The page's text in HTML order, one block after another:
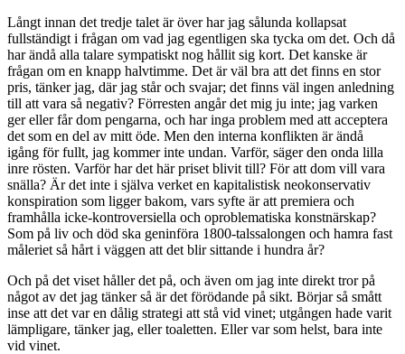
Långt innan det tredje talet är över har jag sålunda kollapsat
fullständigt i frågan om vad jag egentligen ska tycka om det. Och då
har ändå alla talare sympatiskt nog hållit sig kort. Det kanske är
frågan om en knapp halvtimme. Det är väl bra att det finns en stor
pris, tänker jag, där jag står och svajar; det finns väl ingen anledning
till att vara så negativ? Förresten angår det mig ju inte; jag varken
ger eller får dom pengarna, och har inga problem med att acceptera
det som en del av mitt öde. Men den interna konflikten är ändå
igång för fullt, jag kommer inte undan. Varför, säger den onda lilla
inre rösten. Varför har det här priset blivit till? För att dom vill vara
snälla? Är det inte i själva verket en kapitalistisk neokonservativ
konspiration som ligger bakom, vars syfte är att premiera och
framhålla icke-kontroversiella och oproblematiska konstnärskap?
Som på liv och död ska geninföra 1800-talssalongen och hamra fast
måleriet så hårt i väggen att det blir sittande i hundra år?
Och på det viset håller det på, och även om jag inte direkt tror på
något av det jag tänker så är det förödande på sikt. Börjar så smått
inse att det var en dålig strategi att stå vid vinet; utgången hade varit
lämpligare, tänker jag, eller toaletten. Eller var som helst, bara inte
vid vinet.